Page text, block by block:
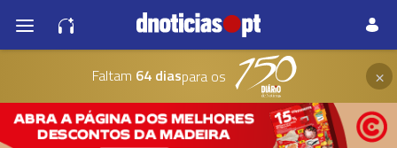
Faltam 64 diaspara os ×